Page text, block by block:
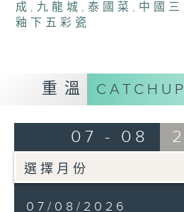
成 ,九龍城 ,泰國菜 , 中國
釉下五彩瓷
重溫 CATCHUP
07 - 08
07/08/2026